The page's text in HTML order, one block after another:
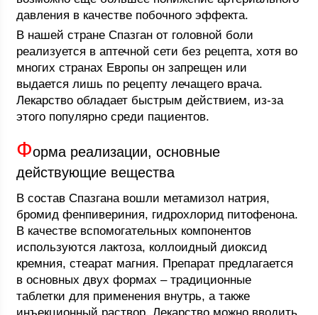
давления в качестве побочного эффекта.
В нашей стране Спазган от головной боли
реализуется в аптечной сети без рецепта, хотя во
многих странах Европы он запрещен или
выдается лишь по рецепту лечащего врача.
Лекарство обладает быстрым действием, из-за
этого популярно среди пациентов.
Форма реализации, основные
действующие вещества
В состав Спазгана вошли метамизол натрия,
бромид фенпивериния, гидрохлорид питофенона.
В качестве вспомогательных компонентов
используются лактоза, коллоидный диоксид
кремния, стеарат магния. Препарат предлагается
в основных двух формах – традиционные
таблетки для применения внутрь, а также